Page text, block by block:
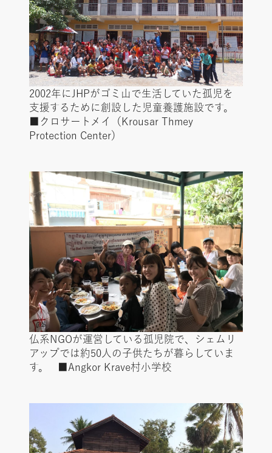
2002年にJHPがゴミ山で生活していた孤児を
支援するために創設した児童養護施設です。
■クロサートメイ（Krousar Thmey
Protection Center）
仏系NGOが運営している孤児院で、シェムリ
アップでは約50人の子供たちが暮らしていま
す。 ■Angkor Krave村小学校